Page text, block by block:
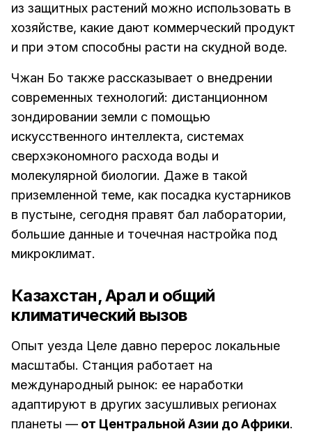
из защитных растений можно использовать в
хозяйстве, какие дают коммерческий продукт
и при этом способны расти на скудной воде.
Чжан Бо также рассказывает о внедрении
современных технологий: дистанционном
зондировании земли с помощью
искусственного интеллекта, системах
сверхэкономного расхода воды и
молекулярной биологии. Даже в такой
приземленной теме, как посадка кустарников
в пустыне, сегодня правят бал лаборатории,
большие данные и точечная настройка под
микроклимат.
Казахстан, Арал и общий
климатический вызов
Опыт уезда Целе давно перерос локальные
масштабы. Станция работает на
международный рынок: ее наработки
адаптируют в других засушливых регионах
планеты — от Центральной Азии до Африки.